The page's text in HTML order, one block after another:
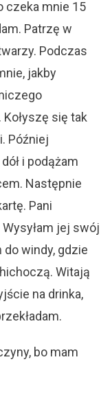
czeka mnie 15
Patrzę w
Podczas
jakby
się tak
Później
i podążam
Następnie
Pani
jej swój
windy, gdzie
Witają
na drinka,
bo mam